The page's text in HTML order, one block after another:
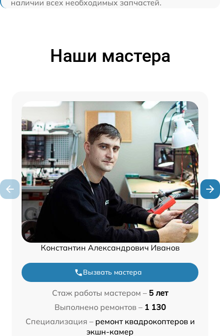
наличии всех необходимых запчастей.
Наши мастера
Константин Александрович Иванов
Вызвать мастера
Стаж работы мастером – 5 лет
Выполнено ремонтов – 1 130
Специализация – ремонт квадрокоптеров и
экшн-камер